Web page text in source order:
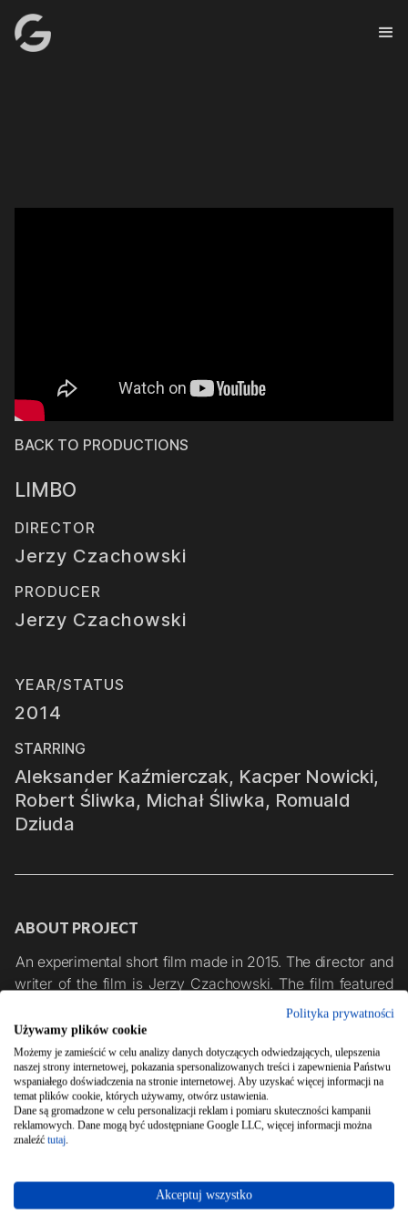
BACK TO PRODUCTIONS
LIMBO
DIRECTOR
Jerzy Czachowski
PRODUCER
Jerzy Czachowski
YEAR/STATUS
2014
STARRING
Aleksander Kaźmierczak, Kacper Nowicki,
Robert Śliwka, Michał Śliwka, Romuald
Dziuda
ABOUT PROJECT
An experimental short film made in 2015. The director and
writer of the film is Jerzy Czachowski. The film featured
dozens of actors and extras. The production was made in a
single location in the suburbs of Poznan. The
cinematographer and editor is Szymon Jarząbek.
Producer: Jagoda Tłok. The film is produced by Granator
Film studio.
GRANATOR FILM
Polityka prywatności
Używamy plików cookie
Możemy je zamieścić w celu analizy danych dotyczących odwiedzających, ulepszenia
naszej strony internetowej, pokazania spersonalizowanych treści i zapewnienia Państwu
wspaniałego doświadczenia na stronie internetowej. Aby uzyskać więcej informacji na
temat plików cookie, których używamy, otwórz ustawienia.
Dane są gromadzone w celu personalizacji reklam i pomiaru skuteczności kampanii
reklamowych. Dane mogą być udostępniane Google LLC, więcej informacji można
znaleźć tutaj.
Akceptuj wszystko